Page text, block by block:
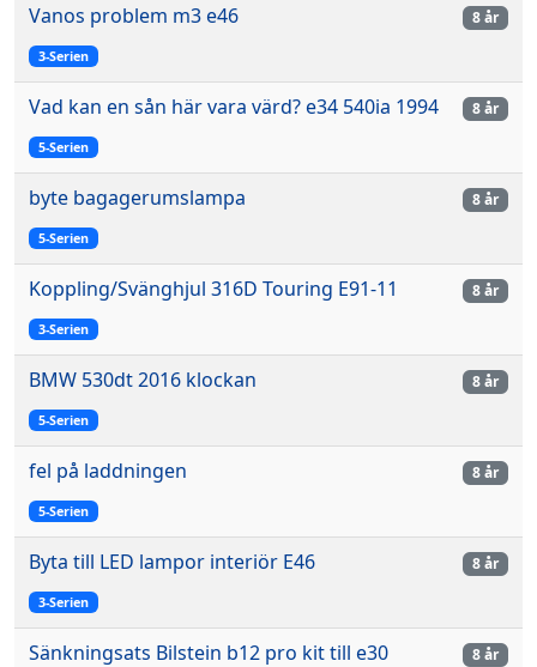
Vanos problem m3 e46
3-Serien
8 år
Vad kan en sån här vara värd? e34 540ia 1994
5-Serien
8 år
byte bagagerumslampa
5-Serien
8 år
Koppling/Svänghjul 316D Touring E91-11
3-Serien
8 år
BMW 530dt 2016 klockan
5-Serien
8 år
fel på laddningen
5-Serien
8 år
Byta till LED lampor interiör E46
3-Serien
8 år
Sänkningsats Bilstein b12 pro kit till e30 8 år